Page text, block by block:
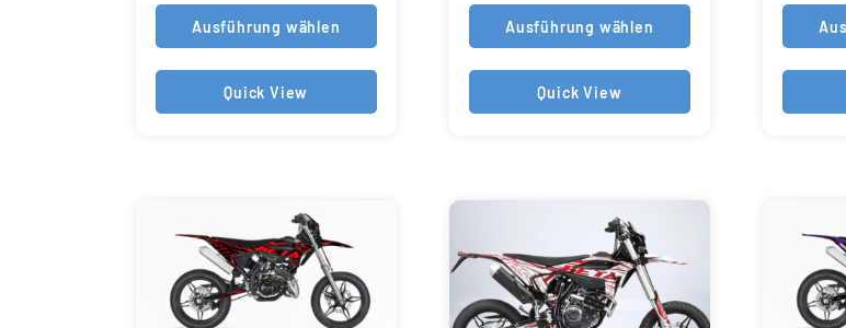
Ausführung wählen
Quick View
Ausführung wählen
Quick View